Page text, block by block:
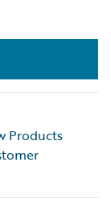
Products